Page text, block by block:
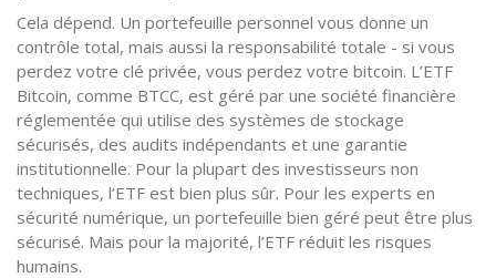
Cela dépend. Un portefeuille personnel vous donne un
contrôle total, mais aussi la responsabilité totale - si vous
perdez votre clé privée, vous perdez votre bitcoin. L’ETF
Bitcoin, comme BTCC, est géré par une société financière
réglementée qui utilise des systèmes de stockage
sécurisés, des audits indépendants et une garantie
institutionnelle. Pour la plupart des investisseurs non
techniques, l’ETF est bien plus sûr. Pour les experts en
sécurité numérique, un portefeuille bien géré peut être plus
sécurisé. Mais pour la majorité, l’ETF réduit les risques
humains.